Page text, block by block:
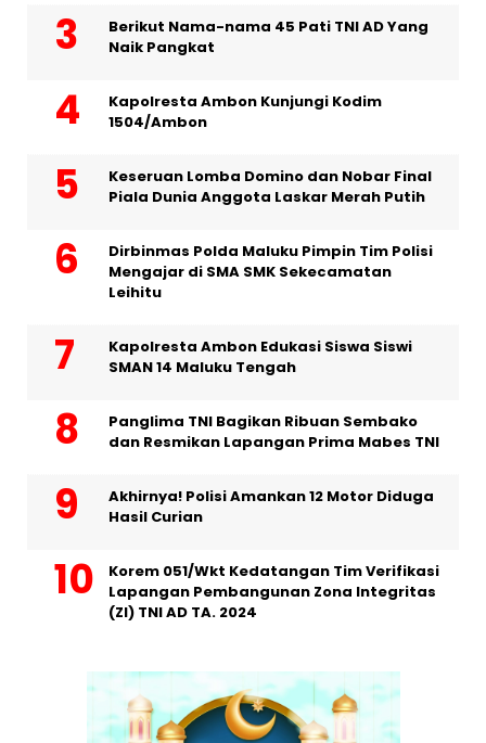
Berikut Nama-nama 45 Pati TNI AD Yang
Naik Pangkat
Kapolresta Ambon Kunjungi Kodim
1504/Ambon
Keseruan Lomba Domino dan Nobar Final
Piala Dunia Anggota Laskar Merah Putih
Dirbinmas Polda Maluku Pimpin Tim Polisi
Mengajar di SMA SMK Sekecamatan
Leihitu
Kapolresta Ambon Edukasi Siswa Siswi
SMAN 14 Maluku Tengah
Panglima TNI Bagikan Ribuan Sembako
dan Resmikan Lapangan Prima Mabes TNI
Akhirnya! Polisi Amankan 12 Motor Diduga
Hasil Curian
Korem 051/Wkt Kedatangan Tim Verifikasi
Lapangan Pembangunan Zona Integritas
(ZI) TNI AD TA. 2024